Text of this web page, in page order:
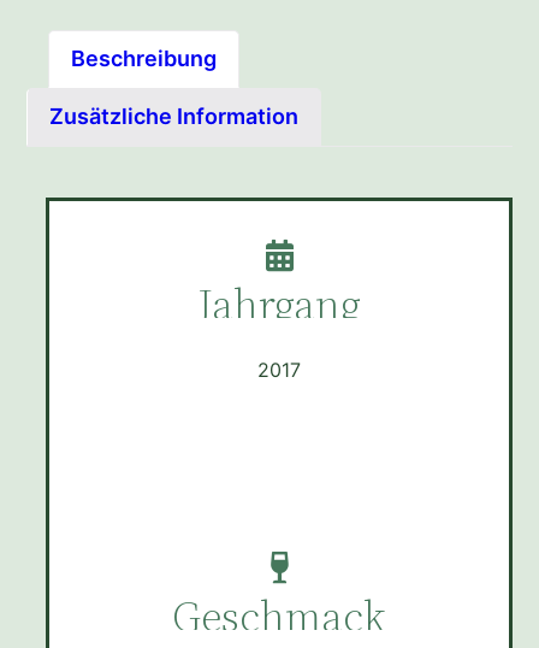
Beschreibung
Zusätzliche Information
Jahrgang
2017
Geschmack